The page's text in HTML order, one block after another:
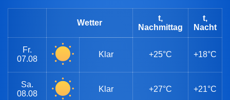
Wetter
t,
Nachmittag
t,
Nacht
Fr.
07.08
Klar +25°C +18°C
Sa.
08.08
Klar +27°C +21°C